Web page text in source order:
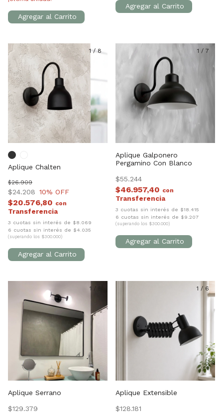
1/8
Aplique Chalten
$24.208
$26.909
10% OFF
$20.576,80 con
3 cuotas sin interés de $8.069
6 cuotas sin interés de $4.035
(superando los $300.000)
1 / 7
Aplique Galponero
Pergamino Con Blanco
$55.244
$46.957,40 con
3 cuotas sin interés de $18.415
6 cuotas sin interés de $9.207
(superando los $300.000)
1 /
Aplique Serrano
$129.379
1 / 6
Aplique Extensible
$128.181